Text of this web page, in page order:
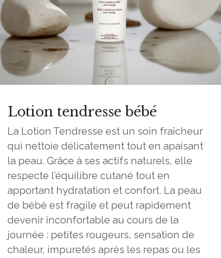
Lotion tendresse bébé
La Lotion Tendresse est un soin fraîcheur
qui nettoie délicatement tout en apaisant
la peau. Grâce à ses actifs naturels, elle
respecte l’équilibre cutané tout en
apportant hydratation et confort. La peau
de bébé est fragile et peut rapidement
devenir inconfortable au cours de la
journée : petites rougeurs, sensation de
chaleur, impuretés après les repas ou les